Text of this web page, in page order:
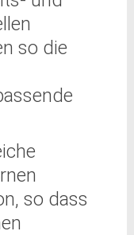
so die
so dass